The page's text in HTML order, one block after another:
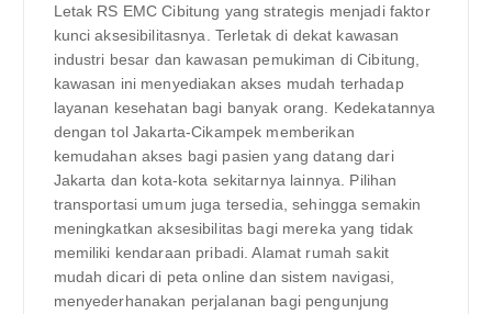
Letak RS EMC Cibitung yang strategis menjadi faktor
kunci aksesibilitasnya. Terletak di dekat kawasan
industri besar dan kawasan pemukiman di Cibitung,
kawasan ini menyediakan akses mudah terhadap
layanan kesehatan bagi banyak orang. Kedekatannya
dengan tol Jakarta-Cikampek memberikan
kemudahan akses bagi pasien yang datang dari
Jakarta dan kota-kota sekitarnya lainnya. Pilihan
transportasi umum juga tersedia, sehingga semakin
meningkatkan aksesibilitas bagi mereka yang tidak
memiliki kendaraan pribadi. Alamat rumah sakit
mudah dicari di peta online dan sistem navigasi,
menyederhanakan perjalanan bagi pengunjung